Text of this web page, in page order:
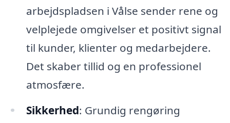
arbejdspladsen i Vålse sender rene og
velplejede omgivelser et positivt signal
til kunder, klienter og medarbejdere.
Det skaber tillid og en professionel
atmosfære.
Sikkerhed: Grundig rengøring